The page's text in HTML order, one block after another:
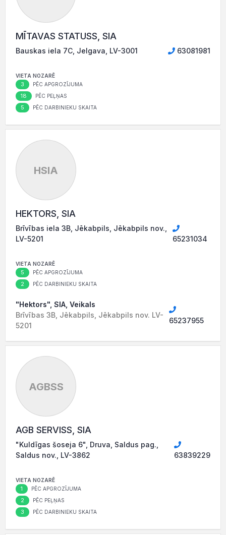
MĪTAVAS STATUSS, SIA
Bauskas iela 7C, Jelgava, LV-3001 63081981
VIETA NOZARĒ
3 PĒC APGROZĪJUMA
18 PĒC PEĻŅAS
5 PĒC DARBINIEKU SKAITA
HSIA
HEKTORS, SIA
Brīvības iela 3B, Jēkabpils, Jēkabpils nov.,
LV-5201
65231034
VIETA NOZARĒ
5 PĒC APGROZĪJUMA
2 PĒC DARBINIEKU SKAITA
"Hektors", SIA, Veikals
Brīvības 3B, Jēkabpils, Jēkabpils nov. LV-
5201
65237955
AGBSS
AGB SERVISS, SIA
"Kuldīgas šoseja 6", Druva, Saldus pag.,
Saldus nov., LV-3862
63839229
VIETA NOZARĒ
1 PĒC APGROZĪJUMA
2 PĒC PEĻŅAS
3 PĒC DARBINIEKU SKAITA